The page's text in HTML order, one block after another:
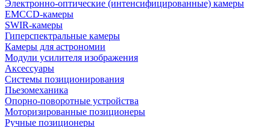
Электронно-оптические (интенсифицированные) камеры
EMCCD-камеры
SWIR-камеры
Гиперспектральные камеры
Камеры для астрономии
Модули усилителя изображения
Аксессуары
Системы позиционирования
Пьезомеханика
Опорно-поворотные устройства
Моторизированные позиционеры
Ручные позиционеры